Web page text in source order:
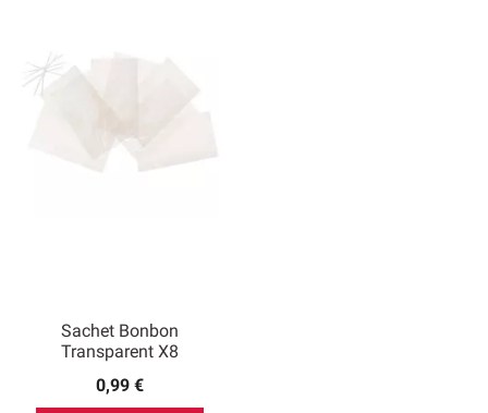
Sachet Bonbon
Transparent X8
0,99 €